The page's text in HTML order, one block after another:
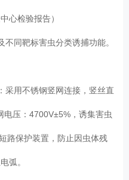
心检验报告）
同靶标害虫分类诱捕功能。
采用不锈钢竖网连接，竖丝直
压：4700V±5%，诱集害虫
路保护装置，防止因虫体残
弧。